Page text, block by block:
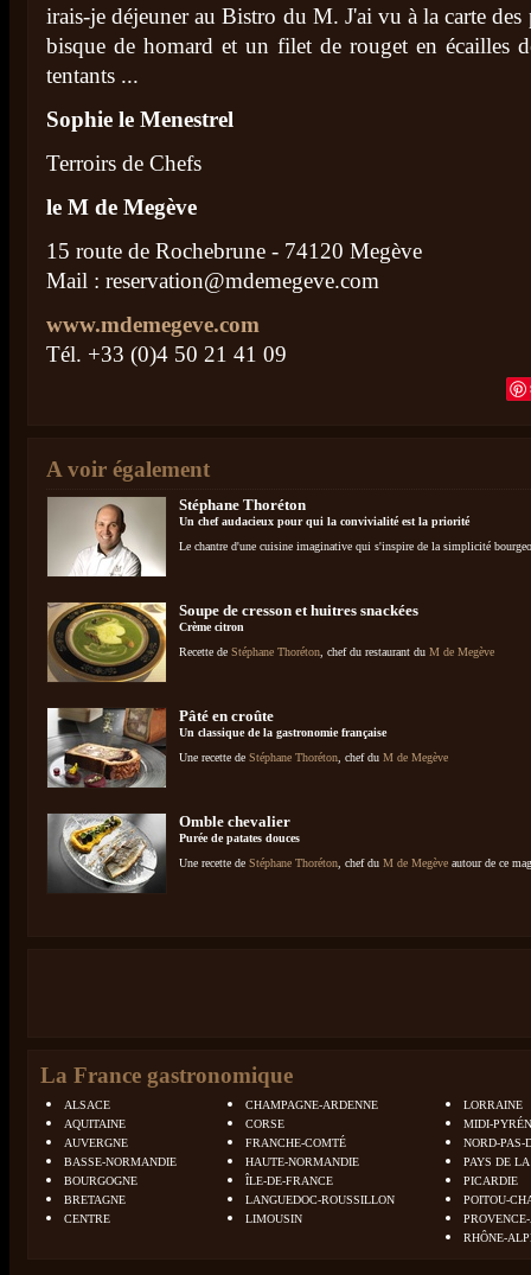
irais-je déjeuner au Bistro du M. J'ai vu à la carte des
bisque de homard et un filet de rouget en écailles
tentants ...
Sophie le Menestrel
Terroirs de Chefs
le M de Megève
15 route de Rochebrune - 74120 Megève
Mail : reservation@mdemegeve.com
www.mdemegeve.com
Tél. +33 (0)4 50 21 41 09
A voir également
Stéphane Thoréton
Un chef audacieux pour qui la convivialité est la priorité
Le chantre d'une cuisine imaginative qui s'inspire de la simplicité
Soupe de cresson et huitres snackées
Crème citron
Recette de Stéphane Thoréton , chef du restaurant du M de Megève
Pâté en croûte
Un classique de la gastronomie française
Une recette de Stéphane Thoréton , chef du M de Megève
Omble chevalier
Purée de patates douces
Une recette de Stéphane Thoréton , chef du M de Megève autour de ce
La France gastronomique
ALSACE
AQUITAINE
AUVERGNE
BASSE-NORMANDIE
BOURGOGNE
BRETAGNE
CENTRE
CHAMPAGNE-ARDENNE
CORSE
FRANCHE-COMTÉ
HAUTE-NORMANDIE
ÎLE-DE-FRANCE
LANGUEDOC-ROUSSILLON
LIMOUSIN
LORRAINE
MIDI-
NORD-PAS-
PAYS DE
PICARDIE
POITOU-
RHÔNE-